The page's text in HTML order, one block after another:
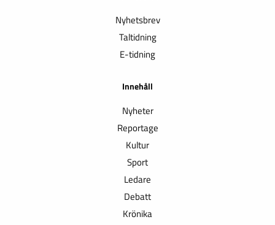
Nyhetsbrev
Taltidning
E-tidning
Innehåll
Nyheter
Reportage
Kultur
Sport
Ledare
Debatt
Krönika